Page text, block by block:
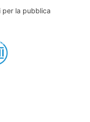
per la pubblica